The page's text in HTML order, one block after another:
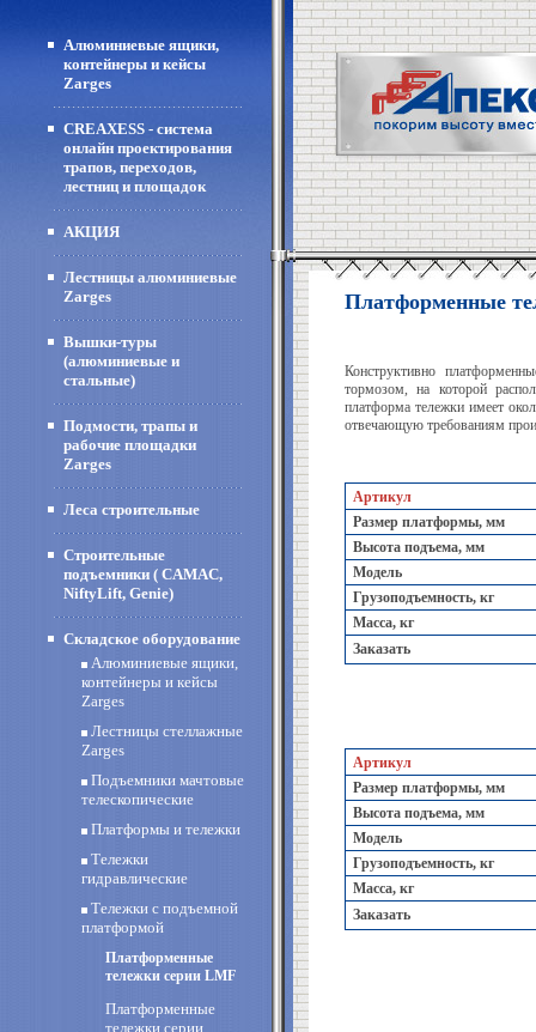
Алюминиевые ящики,
контейнеры и кейсы
Zarges
CREAXESS - система
онлайн проектирования
трапов, переходов,
лестниц и площадок
АКЦИЯ
Лестницы алюминиевые
Zarges
Вышки-туры
(алюминиевые и
стальные)
Подмости, трапы и
рабочие площадки
Zarges
Леса строительные
Строительные
подъемники ( CAMAC,
NiftyLift, Genie)
Складское оборудование
Алюминиевые ящики,
контейнеры и кейсы
Zarges
Лестницы стеллажные
Zarges
Подъемники мачтовые
телескопические
Платформы и тележки
Тележки
гидравлические
Тележки с подъемной
платформой
Платформенные
тележки серии LMF
Платформенные
тележки серии
Платформенные
Конструктивно
тормозом, на которой
платформа тележки имеет
отвечающую требованиям
Артикул
Размер платформы, мм
Высота подъема, мм
Модель
Грузоподъемность, кг
Масса, кг
Заказать
Артикул
Размер платформы, мм
Высота подъема, мм
Модель
Грузоподъемность, кг
Масса, кг
Заказать